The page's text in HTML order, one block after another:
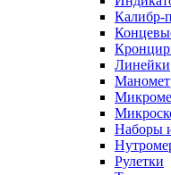
Калибр-
Линейки
Наборы
Рулетки